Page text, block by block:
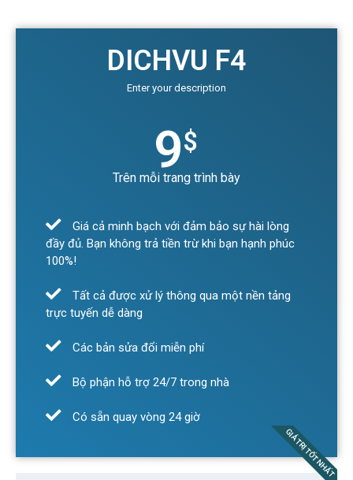
DICHVU F4
Enter your description
9$
Trên mỗi trang trình bày
Giá cả minh bạch với đảm bảo sự hài lòng
đầy đủ. Bạn không trả tiền trừ khi bạn hạnh phúc
100%!
Tất cả được xử lý thông qua một nền tảng
trực tuyến dễ dàng
Các bản sửa đổi miễn phí
Bộ phận hỗ trợ 24/7 trong nhà
Có sẵn quay vòng 24 giờ
GIÁ TRỊ TỐT NHẤT